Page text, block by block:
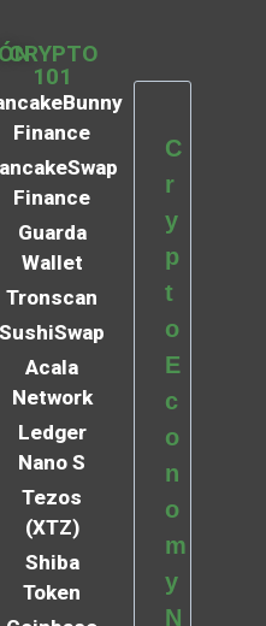
CRYPTO
101
Finance
Finance
Guarda
Wallet
Tronscan
SushiSwap
Acala
Network
Ledger
Nano S
Tezos
(XTZ)
Shiba
Token
C
r
y
p
t
o
E
c
o
n
o
m
y
N